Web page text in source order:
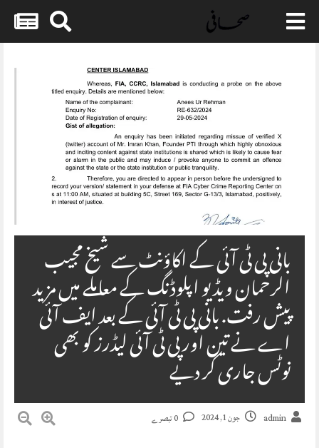
Skip
بانی پی ٹی آئی کے اکاؤنٹ سے شیخ مجیب
الرحمان ویڈیو اپلوڈنگ کے معاملے میں مزید
پیش رفت. بانی پی ٹی آئی کے بعد ایف آئی
اے نے تین اور پی ٹی آئی لیڈرز کو بھی
نوٹس جاری کر دیے
admin جون 1, 2024